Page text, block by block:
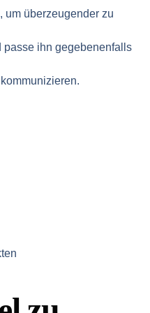
um überzeugender zu
passe ihn gegebenenfalls